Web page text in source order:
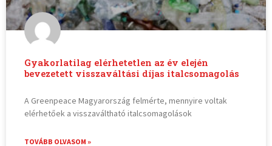
Gyakorlatilag elérhetetlen az év elején
bevezetett visszaváltási díjas italcsomagolás
A Greenpeace Magyarország felmérte, mennyire voltak
elérhetőek a visszaváltható italcsomagolások
TOVÁBB OLVASOM »